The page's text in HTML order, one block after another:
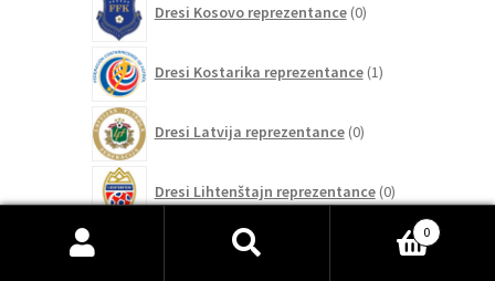
Dresi Kosovo reprezentance 0izdelkov
Dresi Kostarika reprezentance 1izdelek
Dresi Latvija reprezentance 0izdelkov
Dresi Lihtenštajn reprezentance 0izdelkov
Dresi Litva reprezentance
izdelkov
0